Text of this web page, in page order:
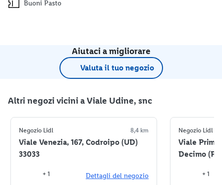
Buoni Pasto
Aiutaci a migliorare
Valuta il tuo negozio
Altri negozi vicini a Viale Udine, snc
Negozio Lidl 8,4 km
Viale Venezia, 167, Codroipo (UD)
33033
+ 1 Dettagli del negozio
Negozio Lidl
Viale Primo
Decimo
+ 1